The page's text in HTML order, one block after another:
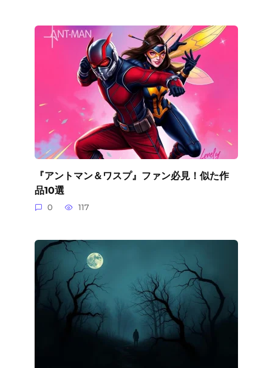
『アントマン＆ワスプ』ファン必見！似た作
品10選
0 117